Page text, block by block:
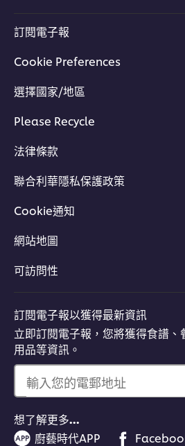
訂閱電子報
Cookie Preferences
選擇國家/地區
Please Recycle
法律條款
聯合利華隱私保護政策
Cookie通知
網站地圖
可訪問性
訂閱電子報以獲得最新資訊
立即訂閱電子報，您將獲得食譜
用品等資訊。
輸入您的電郵地址
想了解更多…
廚藝時代APP